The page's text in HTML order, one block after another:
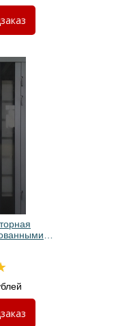
графит